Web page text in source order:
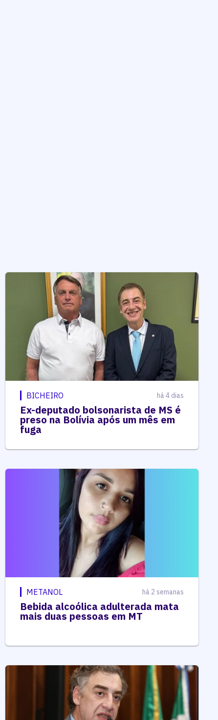
BICHEIRO há 4 dias
Ex-deputado bolsonarista de MS é
preso na Bolívia após um mês em
fuga
METANOL há 2 semanas
Bebida alcoólica adulterada mata
mais duas pessoas em MT